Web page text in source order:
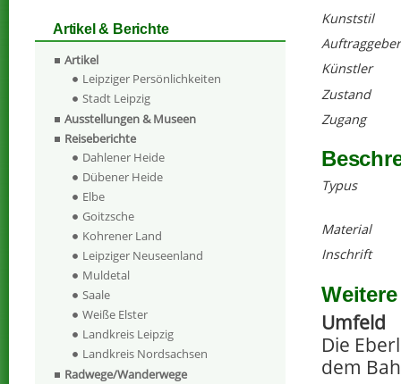
Kunststil
Auftraggeber
Künstler
Zustand
Zugang
Typus
Material
Inschrift
Umfeld
Die
dem
Artikel & Berichte
Artikel
Leipziger Persönlichkeiten
Stadt Leipzig
Ausstellungen & Museen
Reiseberichte
Dahlener Heide
Dübener Heide
Elbe
Goitzsche
Kohrener Land
Leipziger Neuseenland
Muldetal
Saale
Weiße Elster
Landkreis Leipzig
Landkreis Nordsachsen
Radwege/Wanderwege